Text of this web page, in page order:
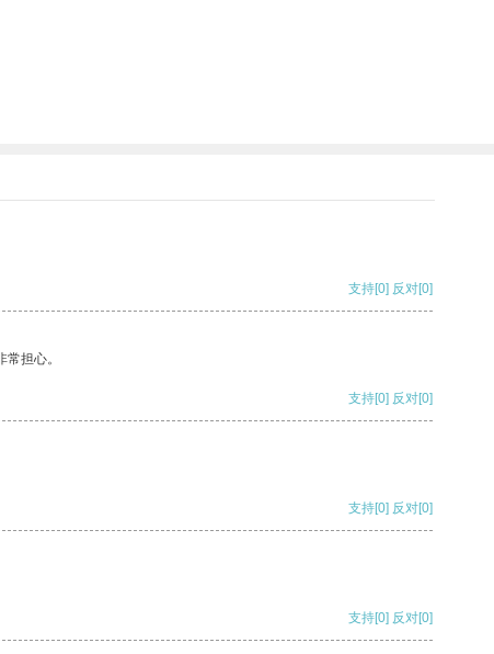
支持[0] 反对[0]
担心。
支持[0] 反对[0]
支持[0] 反对[0]
支持[0] 反对[0]